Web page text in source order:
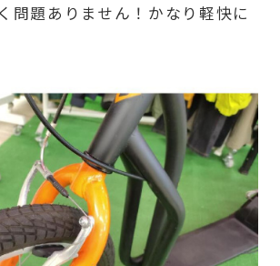
問題ありません！かなり軽快に